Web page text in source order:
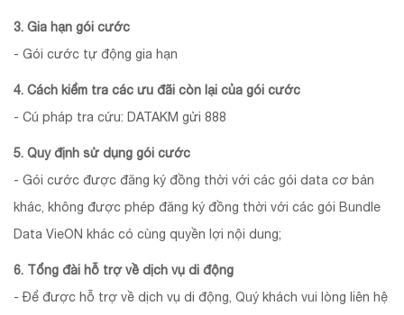
3. Gia hạn gói cước
- Gói cước tự động gia hạn
4. Cách kiểm tra các ưu đãi còn lại của gói cước
- Cú pháp tra cứu: DATAKM gửi 888
5. Quy định sử dụng gói cước
- Gói cước được đăng ký đồng thời với các gói data cơ bản
khác, không được phép đăng ký đồng thời với các gói Bundle
Data VieON khác có cùng quyền lợi nội dung;
6. Tổng đài hỗ trợ về dịch vụ di động
- Để được hỗ trợ về dịch vụ di động, Quý khách vui lòng liên hệ